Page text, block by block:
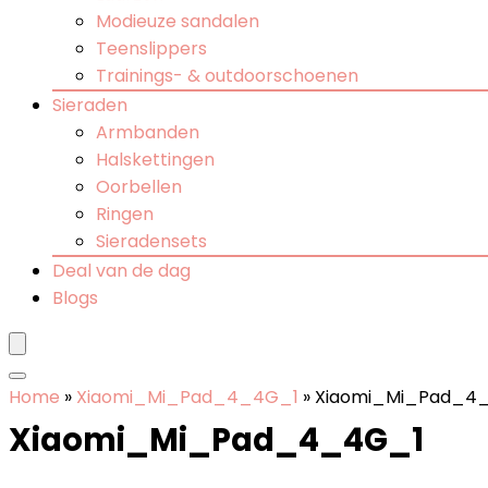
Modieuze sandalen
Teenslippers
Trainings- & outdoorschoenen
Sieraden
Armbanden
Halskettingen
Oorbellen
Ringen
Sieradensets
Deal van de dag
Blogs
Home » Xiaomi_Mi_Pad_4_4G_1 »
Xiaomi_Mi_Pad_4_4G_1